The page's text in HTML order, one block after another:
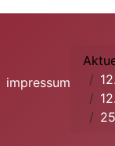
impressum